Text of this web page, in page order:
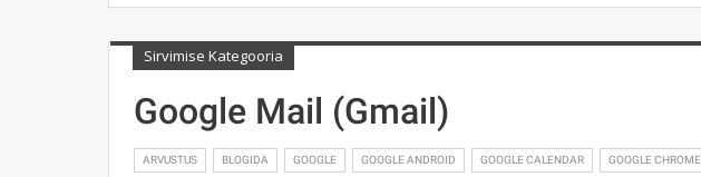
Sirvimise Kategooria
Google Mail (Gmail)
ARVUSTUS BLOGIDA GOOGLE GOOGLE ANDROID GOOGLE CALENDAR GOOGLE CHROME